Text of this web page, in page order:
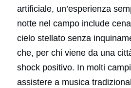
artificiale, un’esperienza
notte nel campo include
cielo stellato senza
che, per chi viene da una
shock positivo. In molti
assistere a musica